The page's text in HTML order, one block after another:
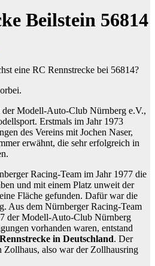
Beilstein 56814
eine RC Rennstrecke bei 56814?
der Modell-Auto-Club Nürnberg e.V.,
Erstmals im Jahr 1973
des Vereins mit Jochen Naser,
erwähnt, die sehr erfolgreich in
Racing-Team im Jahr 1977 die
und mit einem Platz unweit der
Fläche gefunden. Dafür war die
Aus dem Nürnberger Racing-Team
der Modell-Auto-Club Nürnberg
vorhanden waren, entstand
in Deutschland. Der
Zollhaus, also war der Zollhausring